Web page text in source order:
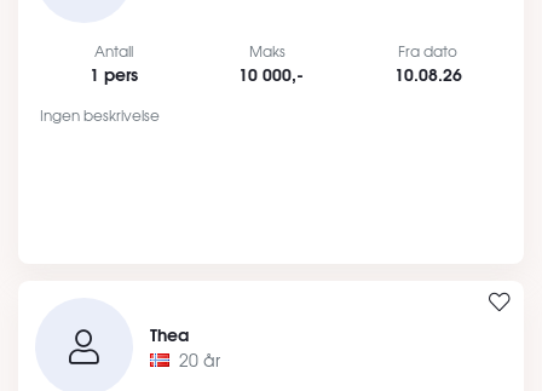
Antall
1 pers
Maks
10 000,-
Fra dato
10.08.26
Ingen beskrivelse
Thea
20 år